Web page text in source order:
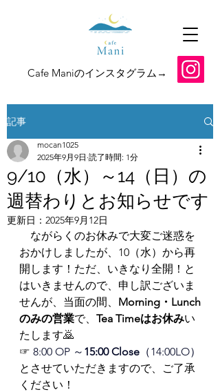
​Cafe Maniのインスタグラム→
記事
9/10（水）～14（日）の
週替わりとお知らせです
mocan1025
2025年9月9日 読了時間: 1分
更新日： 2025年9月12日
ながらくのお休みで大変ご迷惑を
おかけしましたが、10（水）から再
開します！ただ、いきなり全開！と
はいきませんので、申し訳ございま
せんが、当面の間、 Morning・Lunch
のみの営業で、 Tea Timeはお休みい
たします🙇
☞ 8:00 OP ～ 15:00 Close （14:00LO）
とさせていただきますので、ご了承
ください！